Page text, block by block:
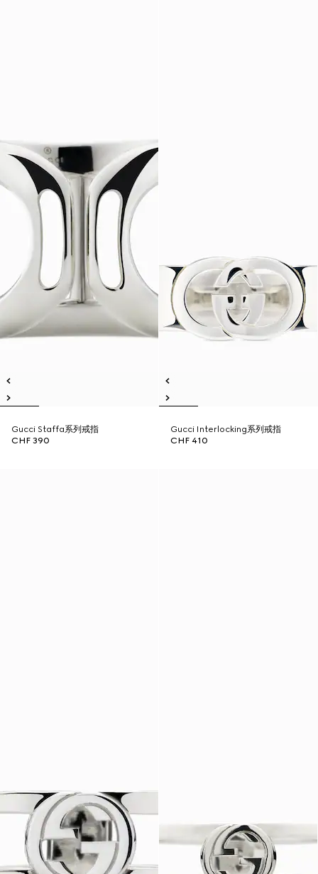
Gucci Staffa系列戒指
CHF 390
Gucci Interlocking系列戒指
CHF 410